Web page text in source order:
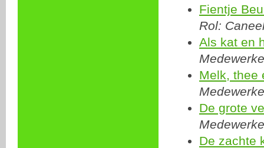
Fientje
Rol:
Als kat en
Melk, thee
De grote
De zachte